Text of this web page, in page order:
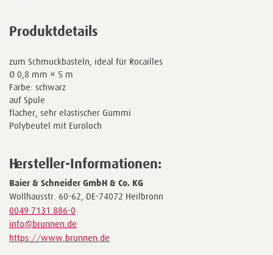
Produktdetails
zum Schmuckbasteln, ideal für Rocailles
Ø 0,8 mm × 5 m
Farbe: schwarz
auf Spule
flacher, sehr elastischer Gummi
Polybeutel mit Euroloch
Hersteller-Informationen:
Baier & Schneider GmbH & Co. KG
Wollhausstr. 60-62, DE-74072 Heilbronn
0049 7131 886-0
info@brunnen.de
https://www.brunnen.de